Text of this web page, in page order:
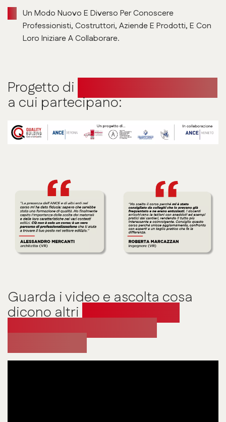
Un Modo Nuovo E Diverso Per Conoscere
Professionisti, Costruttori, Aziende E Prodotti, E Con
Loro Iniziare A Collaborare.
Progetto di
a cui partecipano:
Guarda i video e ascolta cosa
dicono altriprofessionisti e
imprese che hanno già